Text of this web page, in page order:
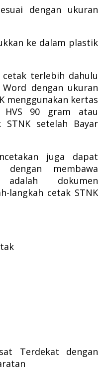
dengan ukuran
ke dalam plastik
cetak terlebih dahulu
dengan ukuran
menggunakan kertas
90 gram atau
STNK setelah Bayar
juga dapat
membawa
dokumen
langkah cetak STNK
Terdekat dengan